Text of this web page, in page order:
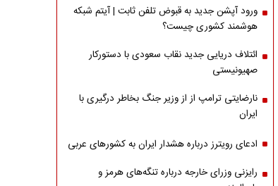
ورود آپشن جدید به قبوض تلفن ثابت | آیتم شبکه
هوشمند کشوری چیست؟
ائتلاف دریایی جدید نقاب سعودی با دستورکار
صهیونیستی
نارضایتی ترامپ از از وزیر جنگ بخاطر درگیری با
ایران
ادعای رویترز درباره هشدار ایران به کشورهای عربی
رایزنی وزرای خارجه درباره تنگه‌های هرمز و